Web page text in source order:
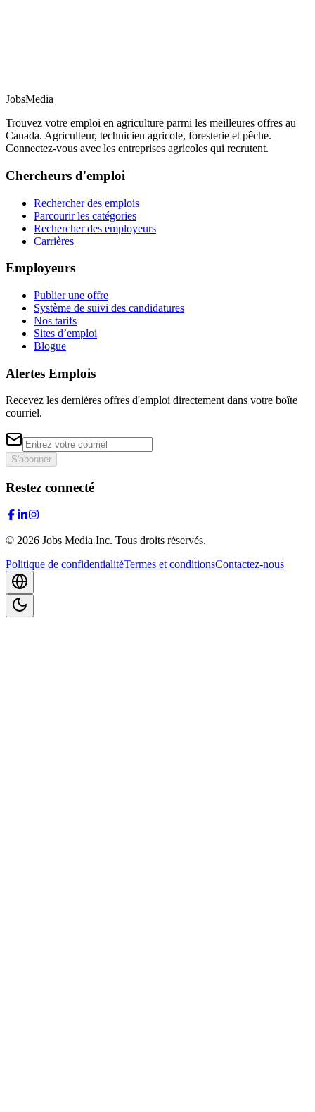
JobsMedia
Trouvez votre emploi en agriculture parmi les meilleures offres au
Canada. Agriculteur, technicien agricole, foresterie et pêche.
Connectez-vous avec les entreprises agricoles qui recrutent.
Chercheurs d'emploi
Rechercher des emplois
Parcourir les catégories
Rechercher des employeurs
Carrières
Employeurs
Publier une offre
Système de suivi des candidatures
Nos tarifs
Sites d’emploi
Blogue
Alertes Emplois
Recevez les dernières offres d'emploi directement dans votre boîte
courriel.
S'abonner
Restez connecté
© 2026 Jobs Media Inc. Tous droits réservés.
Politique de confidentialitéTermes et conditionsContactez-nous